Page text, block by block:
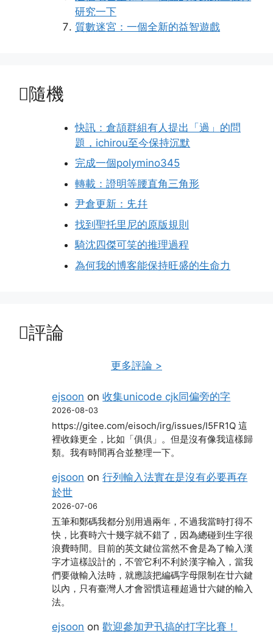
研究一下
質數迷宮：一個全新的益智遊戲
隨機
快訊：倉頡群組有人提出「過」的問
題，ichirou至今保持沉默
完成一個polymino345
轉載：證明等腰直角三角形
尹倉更新：兂幷
找到聖托里尼的原版規則
騎沈四傑可笑的推理過程
為何我的博客能保持旺盛的生命力
評論
更多評論 >
ejsoon on收集unicode cjk同偏旁的字
2026-08-03
https://gitee.com/eisoch/irg/issues/I5FR1Q 這
裡收錄更全，比如「俱倶」。但是沒有像我這樣歸
類。我有時間再合並整理一下。
ejsoon on行列輸入法實在是沒有必要再存
於世
2026-07-06
五筆和鄭碼我都分別用過兩年，不過我當時打得不
快，比賽時六十幾字就不錯了，因為總碰到生字很
浪費時間。目前的英文鍵位當然不會是為了輸入漢
字才這樣設計的，不管它利不利於漢字輸入，當我
們要做輸入法時，就應該把編碼字母限制在廿六鍵
以內，只有臺灣人才會習慣這種超過廿六鍵的輸入
法。
ejsoon on歡迎參加尹卂搞的打字比賽！